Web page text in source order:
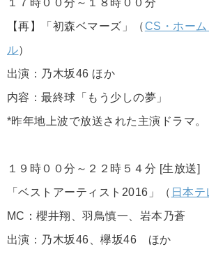
１７時００分～１８時００分
【再】「初森ベマーズ」（CS・ホー
ル）
出演：乃木坂46 ほか
内容：最終球「もう少しの夢」
*昨年地上波で放送された主演ドラマ。
１９時００分～２２時５４分 [生放送]
「ベストアーティスト2016」（ 日本テ
MC：櫻井翔、羽鳥慎一、岩本乃蒼
出演：乃木坂46、欅坂46 ほか